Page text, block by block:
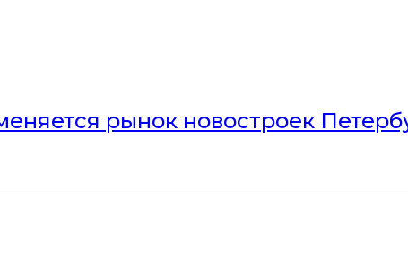
рынок новостроек